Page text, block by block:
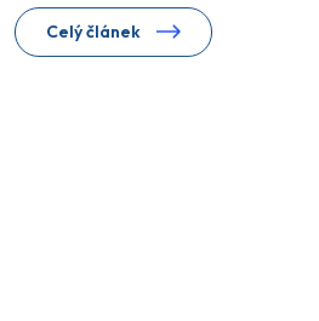
Celý článek